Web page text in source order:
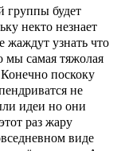
группы будет
некто незнает
жаждут узнать что
мы самая тяжолая
поскоку
не
идеи но они
раз жару
виде